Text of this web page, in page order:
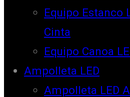
Equipo Estanco
Cinta
Equipo Canoa
Ampolleta LED
Ampolleta LED